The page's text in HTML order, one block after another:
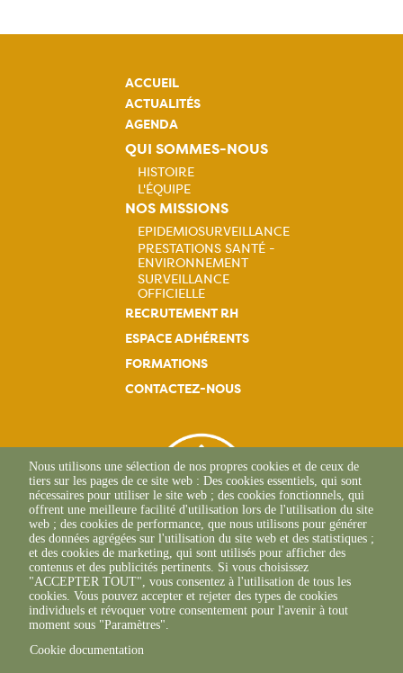
Nous utilisons une sélection de nos propres cookies et de ceux de
tiers sur les pages de ce site web : Des cookies essentiels, qui sont
nécessaires pour utiliser le site web ; des cookies fonctionnels, qui
offrent une meilleure facilité d'utilisation lors de l'utilisation du site
web ; des cookies de performance, que nous utilisons pour générer
des données agrégées sur l'utilisation du site web et des statistiques ;
et des cookies de marketing, qui sont utilisés pour afficher des
contenus et des publicités pertinents. Si vous choisissez
"ACCEPTER TOUT", vous consentez à l'utilisation de tous les
cookies. Vous pouvez accepter et rejeter des types de cookies
individuels et révoquer votre consentement pour l'avenir à tout
moment sous "Paramètres".
Cookie documentation
ACCUEIL
ACTUALITÉS
AGENDA
QUI SOMMES-NOUS
Navigation
principale
HISTOIRE
L'ÉQUIPE
NOS MISSIONS
Navigation
principale
EPIDEMIOSURVEILLANCE
PRESTATIONS SANTÉ -
ENVIRONNEMENT
SURVEILLANCE
OFFICIELLE
RECRUTEMENT RH
ESPACE ADHÉRENTS
FORMATIONS
CONTACTEZ-NOUS
L'Osteria
20117 CAURO
+33 04 95 26 68 81